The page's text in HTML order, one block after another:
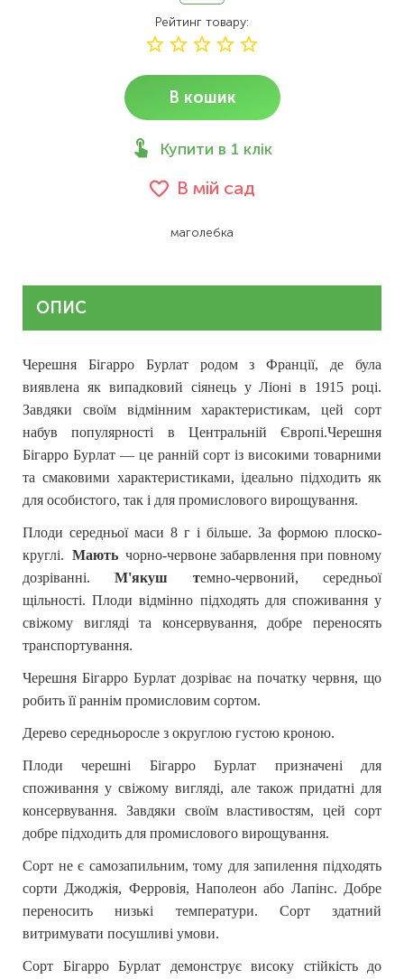
Рейтинг товару
В кошик
Купити в 1 клік
В мій сад
маголебка
ОПИС
Черешня Бігарро Бурлат родом з Франції, де була
виявлена як випадковий сіянець у Ліоні в 1915 році.
Завдяки своїм відмінним характеристикам, цей сорт
набув популярності в Центральній Європі.Черешня
Бігарро Бурлат — це ранній сорт із високими товарними
та смаковими характеристиками, ідеально підходить як
для особистого, так і для промислового вирощування.
Плоди середньої маси 8 г і більше. За формою плоско-
круглі. Мають чорно-червоне забарвлення при повному
дозріванні.М'якуш темно-червоний, середньої
щільності. Плоди відмінно підходять для споживання у
свіжому вигляді та консервування, добре переносять
транспортування.
Черешня Бігарро Бурлат дозріває на початку червня, що
робить її раннім промисловим сортом.
Дерево середньоросле з округлою густою кроною.
Плоди черешні Бігарро Бурлат призначені для
споживання у свіжому вигляді, але також придатні для
консервування. Завдяки своїм властивостям, цей сорт
добре підходить для промислового вирощування.
Сорт не є самозапильним, тому для запилення підходять
сорти Джоджія, Ферровія, Наполеон або Лапінс. Добре
переносить низькі температури. Сорт здатний
витримувати посушливі умови.
Сорт Бігарро Бурлат демонструє високу стійкість до